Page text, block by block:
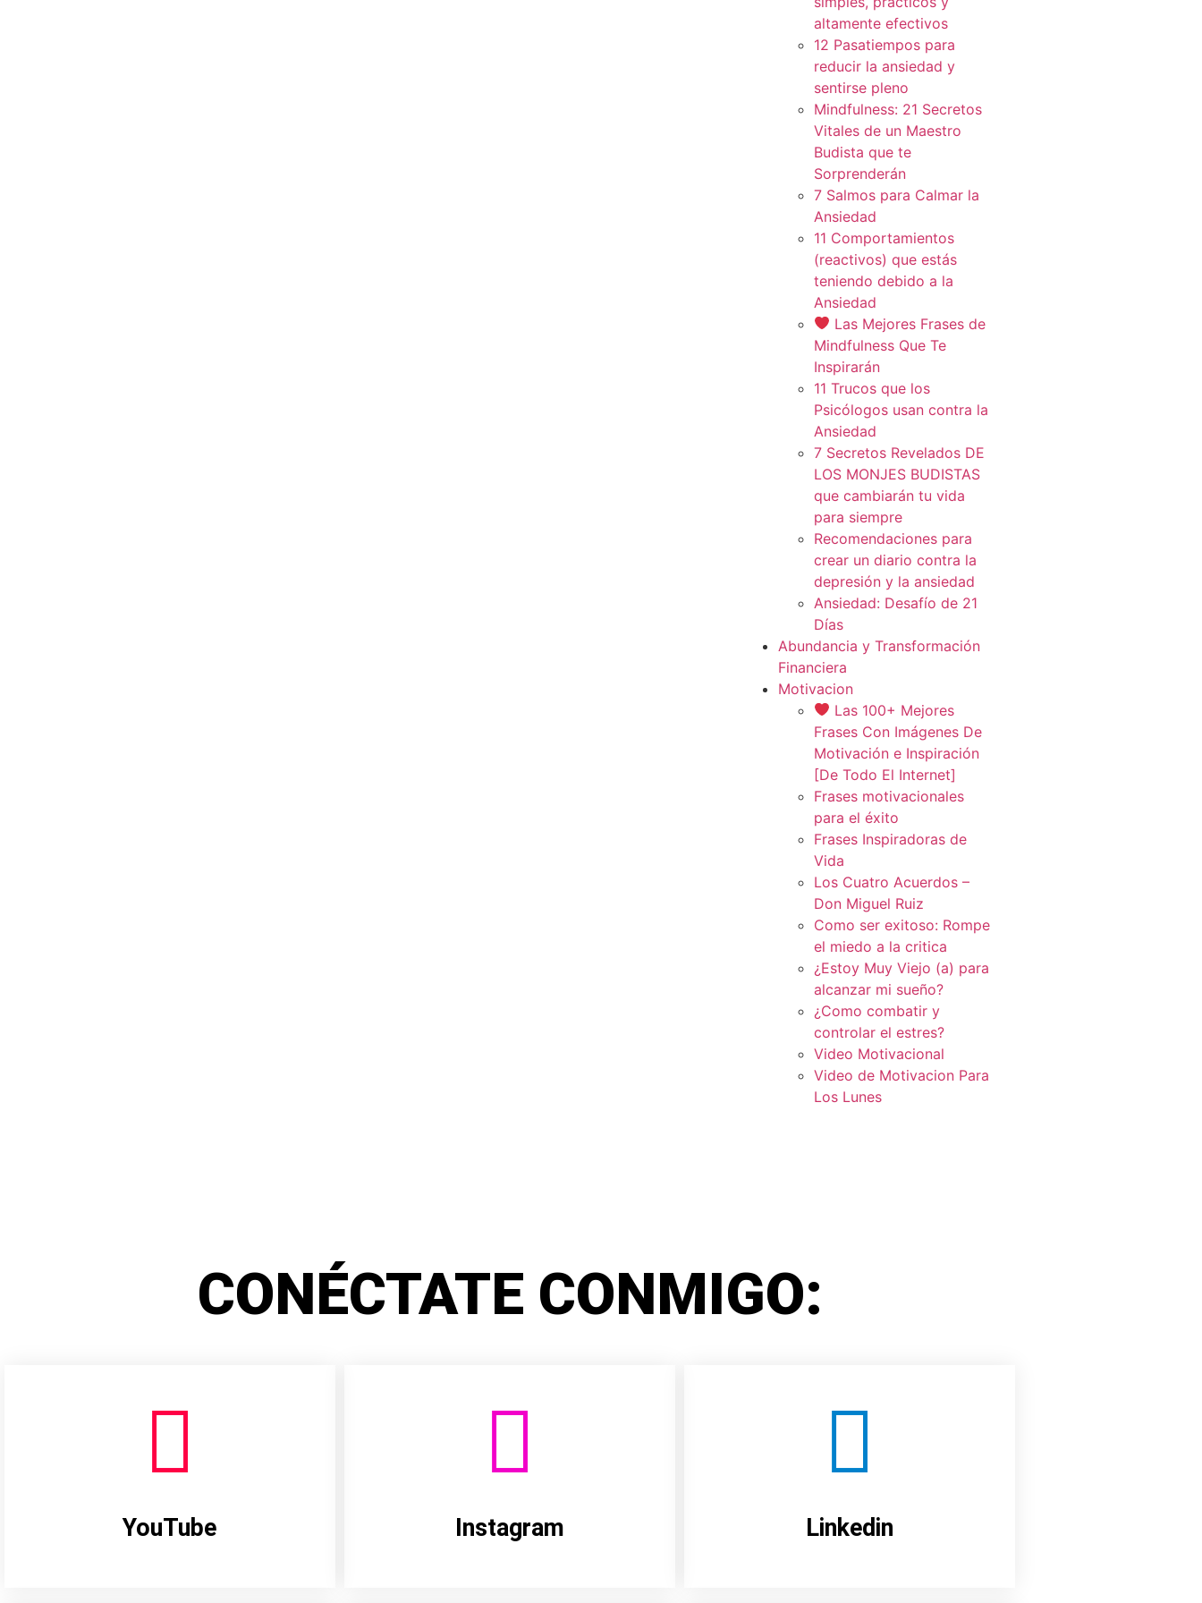
altamente efectivos
12 Pasatiempos para
reducir la ansiedad y
sentirse pleno
Mindfulness: 21 Secretos
Vitales de un Maestro
Budista que te
Sorprenderán
7 Salmos para Calmar la
Ansiedad
11 Comportamientos
(reactivos) que estás
teniendo debido a la
Ansiedad
Las Mejores Frases de
Mindfulness Que Te
Inspirarán
11 Trucos que los
Psicólogos usan contra la
Ansiedad
7 Secretos Revelados DE
LOS MONJES BUDISTAS
que cambiarán tu vida
para siempre
Recomendaciones para
crear un diario contra la
depresión y la ansiedad
Ansiedad: Desafío de 21
Días
Abundancia y Transformación
Financiera
Motivacion
Las 100+ Mejores
Frases Con Imágenes De
Motivación e Inspiración
[De Todo El Internet]
Frases motivacionales
para el éxito
Frases Inspiradoras de
Vida
Los Cuatro Acuerdos –
Don Miguel Ruiz
Como ser exitoso: Rompe
el miedo a la critica
¿Estoy Muy Viejo (a) para
alcanzar mi sueño?
¿Como combatir y
controlar el estres?
Video Motivacional
Video de Motivacion Para
Los Lunes
CONÉCTATE CONMIGO:
YouTube Instagram Linkedin